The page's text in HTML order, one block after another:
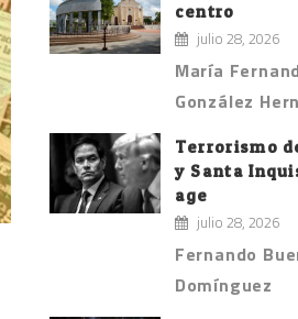
centro
julio 28, 2026
María
González
Terrorismo
y Santa
age
julio 28, 2026
Fernando
Domínguez